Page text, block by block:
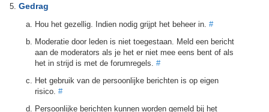
Gedrag
Hou het gezellig. Indien nodig grijpt het beheer in. #
Moderatie door leden is niet toegestaan. Meld een bericht
aan de moderators als je het er niet mee eens bent of als
het in strijd is met de forumregels. #
Het gebruik van de persoonlijke berichten is op eigen
risico. #
Persoonlijke berichten kunnen worden gemeld bij het